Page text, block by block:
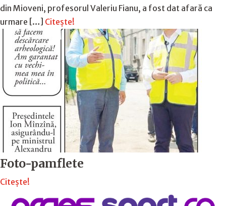
din Mioveni, profesorul Valeriu Fianu, a fost dat afară ca
urmare […] Citește!
Foto-pamflete
Citește!